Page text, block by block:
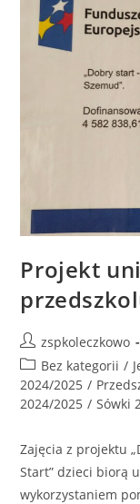
Projekt
zspkoleczkowo
Bez kategorii /
2024/2025 /
2024/2025 / Sówki
Zajęcia z projektu
Start” dzieci biorą
wykorzystaniem